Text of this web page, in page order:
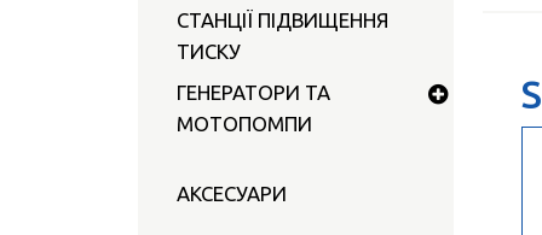
СТАНЦІЇ ПІДВИЩЕННЯ
ТИСКУ
ГЕНЕРАТОРИ ТА
МОТОПОМПИ
АКСЕСУАРИ